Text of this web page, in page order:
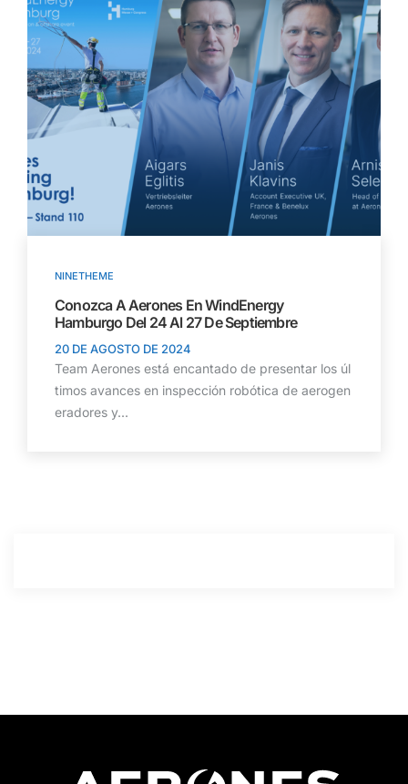
NINETHEME
Conozca A Aerones En WindEnergy
Hamburgo Del 24 Al 27 De Septiembre
20 DE AGOSTO DE 2024
Team Aerones está encantado de presentar los úl
timos avances en inspección robótica de aerogen
eradores y...